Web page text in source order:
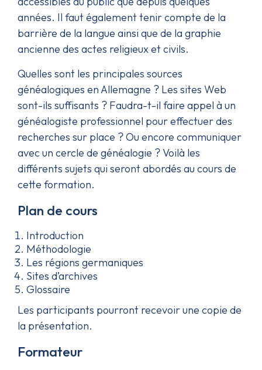
années. Il faut également tenir compte de la
barrière de la langue ainsi que de la graphie
ancienne des actes religieux et civils.
Quelles sont les principales sources
généalogiques en Allemagne ? Les sites Web
sont-ils suffisants ? Faudra-t-il faire appel à un
généalogiste professionnel pour effectuer des
recherches sur place ? Ou encore communiquer
avec un cercle de généalogie ? Voilà les
différents sujets qui seront abordés au cours de
cette formation.
Plan de cours
Introduction
Méthodologie
Les régions germaniques
Sites d’archives
Glossaire
Les participants pourront recevoir une copie de
la présentation.
Formateur